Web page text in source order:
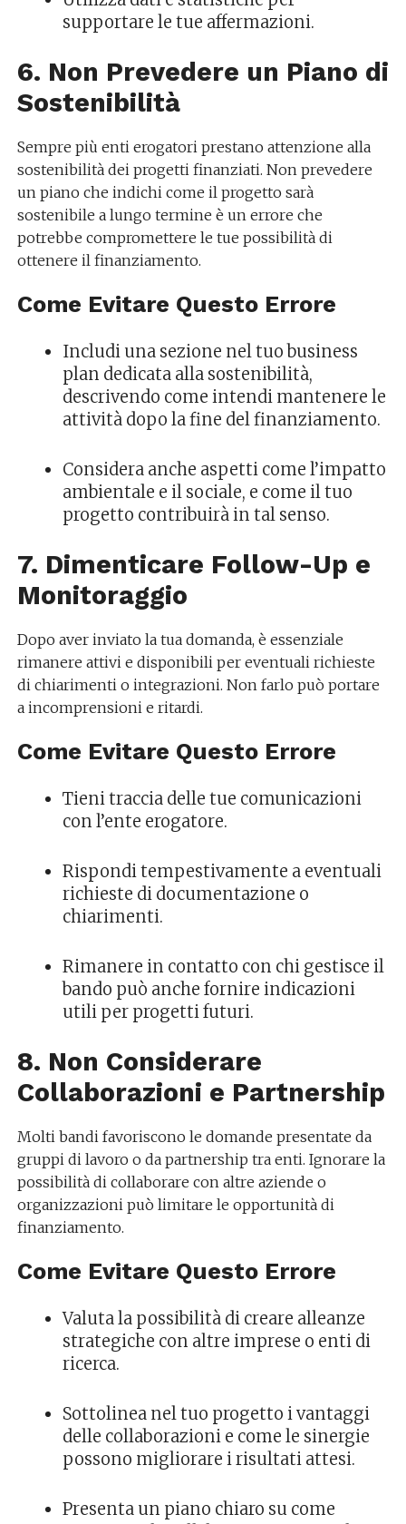
supportare le tue affermazioni.
6. Non Prevedere un Piano di
Sostenibilità
Sempre più enti erogatori prestano attenzione alla
sostenibilità dei progetti finanziati. Non prevedere
un piano che indichi come il progetto sarà
sostenibile a lungo termine è un errore che
potrebbe compromettere le tue possibilità di
ottenere il finanziamento.
Come Evitare Questo Errore
Includi una sezione nel tuo business
plan dedicata alla sostenibilità,
descrivendo come intendi mantenere le
attività dopo la fine del finanziamento.
Considera anche aspetti come l’impatto
ambientale e il sociale, e come il tuo
progetto contribuirà in tal senso.
7. Dimenticare Follow-Up e
Monitoraggio
Dopo aver inviato la tua domanda, è essenziale
rimanere attivi e disponibili per eventuali richieste
di chiarimenti o integrazioni. Non farlo può portare
a incomprensioni e ritardi.
Come Evitare Questo Errore
Tieni traccia delle tue comunicazioni
con l’ente erogatore.
Rispondi tempestivamente a eventuali
richieste di documentazione o
chiarimenti.
Rimanere in contatto con chi gestisce il
bando può anche fornire indicazioni
utili per progetti futuri.
8. Non Considerare
Collaborazioni e Partnership
Molti bandi favoriscono le domande presentate da
gruppi di lavoro o da partnership tra enti. Ignorare la
possibilità di collaborare con altre aziende o
organizzazioni può limitare le opportunità di
finanziamento.
Come Evitare Questo Errore
Valuta la possibilità di creare alleanze
strategiche con altre imprese o enti di
ricerca.
Sottolinea nel tuo progetto i vantaggi
delle collaborazioni e come le sinergie
possono migliorare i risultati attesi.
Presenta un piano chiaro su come